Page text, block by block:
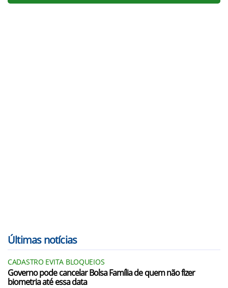
Últimas notícias
CADASTRO EVITA BLOQUEIOS
Governo pode cancelar Bolsa Família de quem não fizer
biometria até essa data